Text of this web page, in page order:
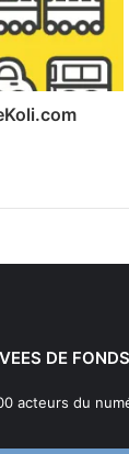
DE
acteurs du